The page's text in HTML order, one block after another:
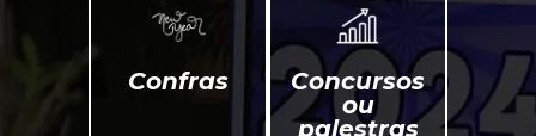
Confras
Concursos
ou
palestras